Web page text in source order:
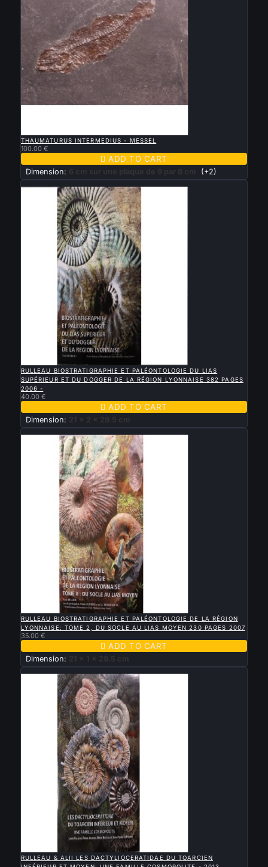
THAUMATURUS INTERMEDIUS - MESSEL
100.00 €
 ADD TO CART
Dimension: 6 cm sur une plaque de 9 par 8 cm (+2)
New
RULLEAU BIOSTRATIGRAPHIE ET PALÉONTOLOGIE DU LIAS
SUPÉRIEUR ET DU DOGGER DE LA RÉGION LYONNAISE 382 PAGES
2006 -
40.00 €
 ADD TO CART
Dimension: 21 x 2 x 29.5 cm
New
QUICK VIEW
RULLEAU BIOSTRATIGRAPHIE ET PALÉONTOLOGIE DE LA RÉGION
LYONNAISE: TOME 2, DU SOCLE AU LIAS MOYEN 230 PAGES 2007
35.00 €
 ADD TO CART
Dimension: 21 x 1 x 29.5 cm
New
RULLEAU & ALII LES DACTYLIOCERATIDAE DU TOARCIEN